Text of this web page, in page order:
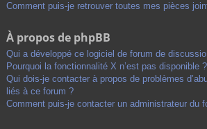
Comment puis-je retrouver toutes mes pièces
À propos de phpBB
Qui a développé ce logiciel de forum de
Pourquoi la fonctionnalité X n’est pas disponible ?
Qui dois-je contacter à propos de problèmes
liés à ce forum ?
Comment puis-je contacter un administrateur du